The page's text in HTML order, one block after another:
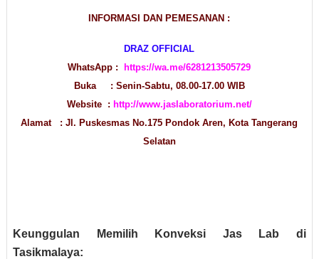
INFORMASI DAN PEMESANAN :
DRAZ OFFICIAL
WhatsApp :https://wa.me/6281213505729
Buka : Senin-Sabtu, 08.00-17.00 WIB
Website : http://www.jaslaboratorium.net/
Alamat : Jl. Puskesmas No.175 Pondok Aren, Kota Tangerang
Selatan
Keunggulan Memilih Konveksi Jas Lab di
Tasikmalaya: